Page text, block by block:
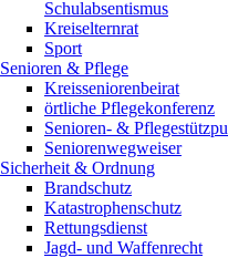
Schulabsentismus
Kreiselternrat
Sport
Senioren & Pflege
Kreisseniorenbeirat
örtliche Pflegekonferenz
Senioren- &
Seniorenwegweiser
Sicherheit & Ordnung
Brandschutz
Katastrophenschutz
Rettungsdienst
Jagd- und Waffenrecht